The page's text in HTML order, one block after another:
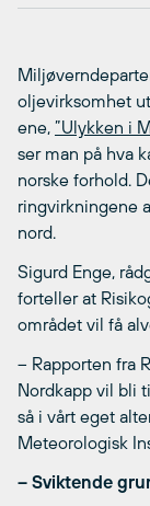
oljevirksomhet
ene, ”Ulykken i
ser man på hva
norske forhold.
ringvirkningene
nord.
Sigurd Enge,
forteller at
området vil få
– Rapporten fra
Nordkapp vil bli
så i vårt eget
Meteorologisk
– Sviktende